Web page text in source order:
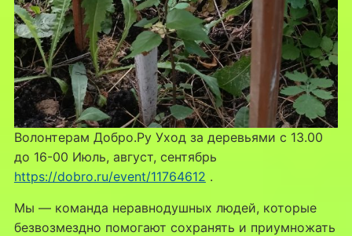
Волонтерам Добро.Ру Уход за деревьями с 13.00
до 16-00 Июль, август, сентябрь
https://dobro.ru/event/11764612 .
Мы — команда неравнодушных людей, которые
безвозмездно помогают сохранять и приумножать